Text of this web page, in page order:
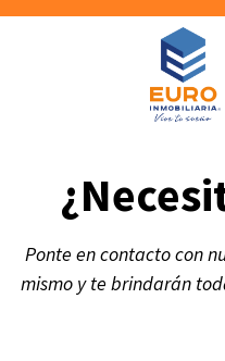
Ponte en contacto con
mismo y te brindarán